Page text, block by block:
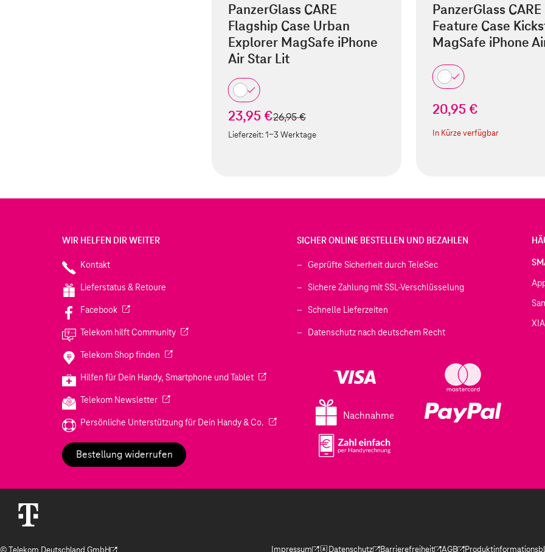
PanzerGlass CARE
Flagship Case Urban
Explorer MagSafe iPhone
Air Star Lit
23,95 €statt
26,95 €
Lieferzeit:1-3 Werktage
PanzerGlass CARE
Feature Case
MagSafe iPhone
20,95 €
In Kürze verfügbar
WIR HELFEN DIR WEITER
Kontakt
Lieferstatus & Retoure
Facebook(Wird in einem neuen Tab geöffnet)
Telekom hilft Community(Wird in einem neuen Tab geöffnet)
Telekom Shop finden (Wird in einem neuen Tab geöffnet)
Hilfen für Dein Handy, Smartphone und Tablet(Wird in einem neuen Tab geöffnet)
Telekom Newsletter(Wird in einem neuen Tab geöffnet)
Persönliche Unterstützung für Dein Handy & Co. (Wird in einem neuen Tab geöffnet)
Bestellung widerrufen
SICHER ONLINE BESTELLEN UND BEZAHLEN
Geprüfte Sicherheit durch TeleSec
Sichere Zahlung mit SSL-Verschlüsselung
Schnelle Lieferzeiten
Datenschutz nach deutschem Recht
Nachnahme
Impressum Datenschutz Barrierefreiheit AGB